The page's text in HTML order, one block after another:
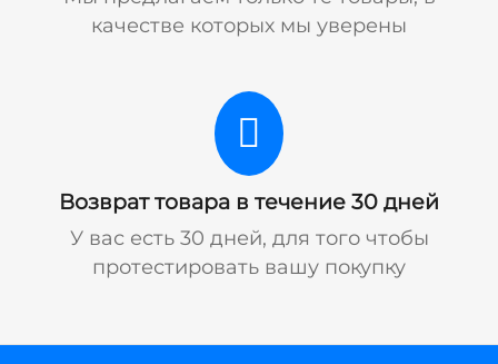
качестве которых мы уверены
Возврат товара в течение 30 дней
У вас есть 30 дней, для того чтобы
протестировать вашу покупку